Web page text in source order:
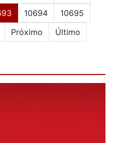
(current)
10694
10695
Próximo Último